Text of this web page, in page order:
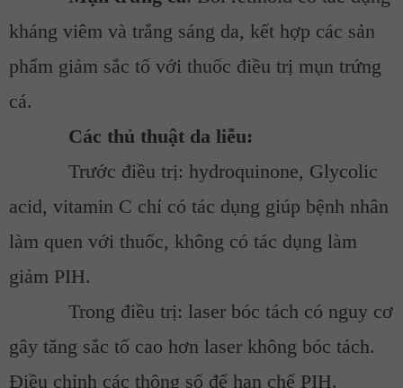
kháng viêm và trắng sáng da, kết hợp các sản
phẩm giảm sắc tố với thuốc điều trị mụn trứng
cá.
Các thủ thuật da liễu:
Trước điều trị: hydroquinone, Glycolic
acid, vitamin C chỉ có tác dụng giúp bệnh nhân
làm quen với thuốc, không có tác dụng làm
giảm PIH.
Trong điều trị: laser bóc tách có nguy cơ
gây tăng sắc tố cao hơn laser không bóc tách.
Điều chỉnh các thông số để hạn chế PIH.